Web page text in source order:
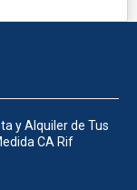
y Alquiler de Tus
CA Rif